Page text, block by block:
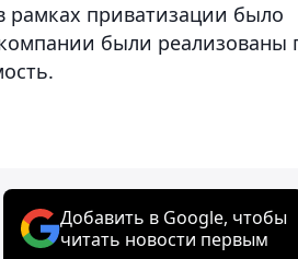
рамках приватизации было
были реализованы
Добавить в Google, чтобы
читать новости первым